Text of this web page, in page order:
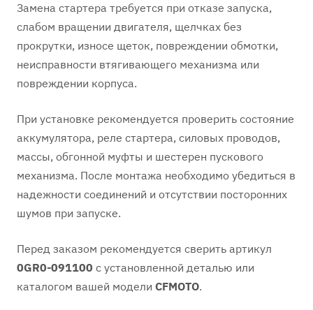
Замена стартера требуется при отказе запуска,
слабом вращении двигателя, щелчках без
прокрутки, износе щеток, повреждении обмотки,
неисправности втягивающего механизма или
повреждении корпуса.
При установке рекомендуется проверить состояние
аккумулятора, реле стартера, силовых проводов,
массы, обгонной муфты и шестерен пускового
механизма. После монтажа необходимо убедиться в
надежности соединений и отсутствии посторонних
шумов при запуске.
Перед заказом рекомендуется сверить артикул
0GR0-091100 с установленной деталью или
каталогом вашей модели CFMOTO.